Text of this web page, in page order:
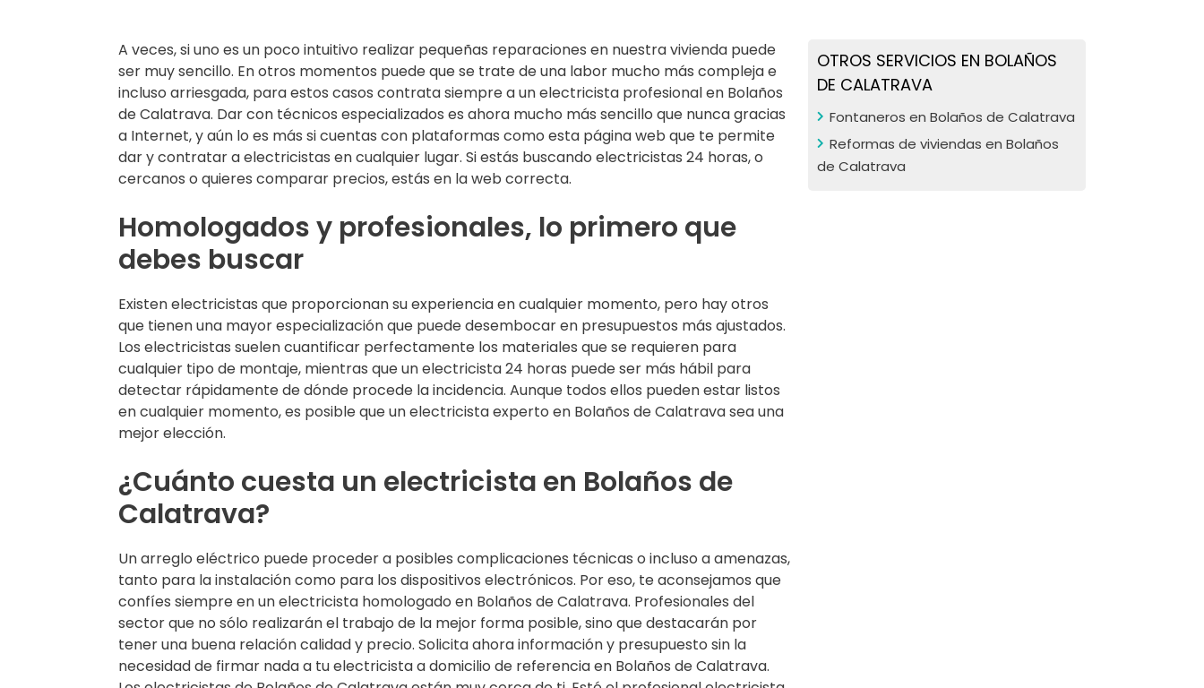
A veces, si uno es un poco intuitivo realizar pequeñas reparaciones en nuestra vivienda puede
ser muy sencillo. En otros momentos puede que se trate de una labor mucho más compleja e
incluso arriesgada, para estos casos contrata siempre a un electricista profesional en Bolaños
de Calatrava. Dar con técnicos especializados es ahora mucho más sencillo que nunca gracias
a Internet, y aún lo es más si cuentas con plataformas como esta página web que te permite
dar y contratar a electricistas en cualquier lugar. Si estás buscando electricistas 24 horas, o
cercanos o quieres comparar precios, estás en la web correcta.
Homologados y profesionales, lo primero que
debes buscar
Existen electricistas que proporcionan su experiencia en cualquier momento, pero hay otros
que tienen una mayor especialización que puede desembocar en presupuestos más ajustados.
Los electricistas suelen cuantificar perfectamente los materiales que se requieren para
cualquier tipo de montaje, mientras que un electricista 24 horas puede ser más hábil para
detectar rápidamente de dónde procede la incidencia. Aunque todos ellos pueden estar listos
en cualquier momento, es posible que un electricista experto en Bolaños de Calatrava sea una
mejor elección.
¿Cuánto cuesta un electricista en Bolaños de
Calatrava?
Un arreglo eléctrico puede proceder a posibles complicaciones técnicas o incluso a amenazas,
tanto para la instalación como para los dispositivos electrónicos. Por eso, te aconsejamos que
confíes siempre en un electricista homologado en Bolaños de Calatrava. Profesionales del
sector que no sólo realizarán el trabajo de la mejor forma posible, sino que destacarán por
tener una buena relación calidad y precio. Solicita ahora información y presupuesto sin la
necesidad de firmar nada a tu electricista a domicilio de referencia en Bolaños de Calatrava.
OTROS SERVICIOS EN BOLAÑOS
DE CALATRAVA
Fontaneros en Bolaños de Calatrava
Reformas de viviendas en Bolaños
de Calatrava